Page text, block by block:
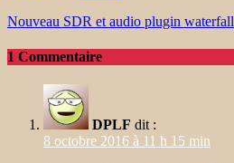
Nouveau SDR et audio plugin waterfall
1 Commentaire
DPLF dit :
8 octobre 2016 à 11 h 15 min